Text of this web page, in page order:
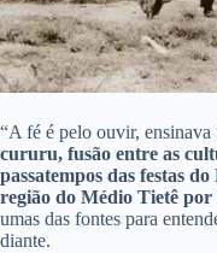
“A fé é pelo ouvir, ensinava
cururu, fusão entre as
passatempos das festas
região do Médio Tietê por
umas das fontes para
diante.